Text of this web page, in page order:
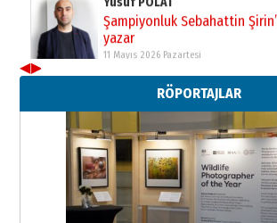
Şampiyonluk Sebahattin Şirin’e
yazar
11 Mayıs 2026 Pazartesi
Neşat YALÇIN
Paranın Aile Kültüründeki Yeri
03 Ağustos 2026 Pazartesi
Yıldırım Gündoğdu
HAVVA’NIN ÜÇ KIZI
09 Temmuz 2026 Perşembe
◀▶
RÖPORTAJLAR